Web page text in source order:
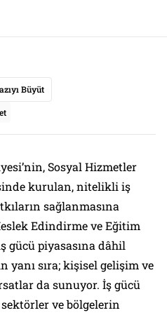
Büyüt
Sosyal Hizmetler
kurulan, nitelikli iş
sağlanmasına
Edindirme ve Eğitim
gücü piyasasına dâhil
yanı sıra; kişisel gelişim ve
da sunuyor. İş gücü
ve bölgelerin